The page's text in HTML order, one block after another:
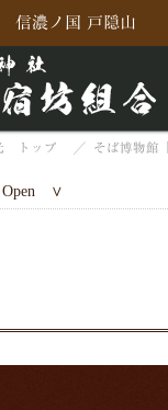
信濃ノ国 戸隠山
トップ そば博物館